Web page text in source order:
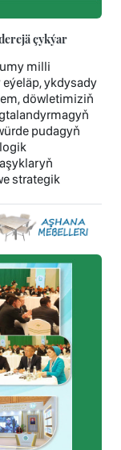
çykýar
milli
ykdysady
döwletimiziň
pudagyň
strategik